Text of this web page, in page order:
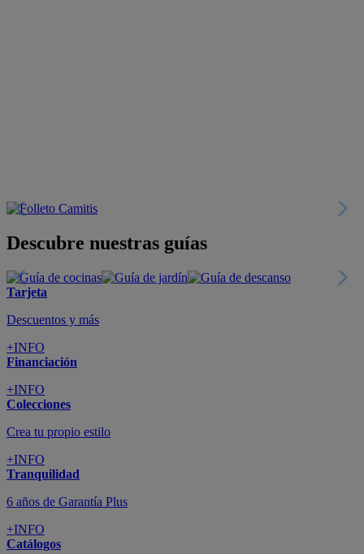
Descubre nuestras guías
Tarjeta
Descuentos y más
+INFO
Financiación
+INFO
Colecciones
Crea tu propio estilo
+INFO
Tranquilidad
6 años de Garantía Plus
+INFO
Catálogos